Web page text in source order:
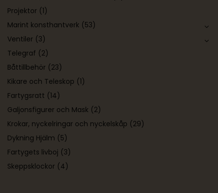
Projektor (1)
Marint konsthantverk (53)
Ventiler (3)
Telegraf (2)
Båttillbehör (23)
Kikare och Teleskop (1)
Fartygsratt (14)
Galjonsfigurer och Mask (2)
Krokar, nyckelringar och nyckelskåp (29)
Dykning Hjälm (5)
Fartygets livboj (3)
Skeppsklockor (4)